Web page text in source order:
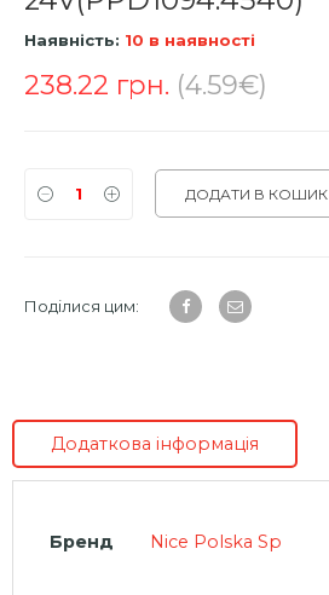
Наявність: 10 в наявності
238.22 грн. (4.59€)
ДОДАТИ В КОШИК
Поділися цим:
Додаткова інформація
Бренд Nice Polska Sp